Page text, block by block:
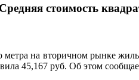
Средняя стоимость
метра на вторичном рынке
45,167 руб. Об этом